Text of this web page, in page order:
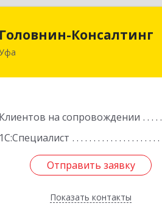
Головнин-Консалтинг
Клиентов на сопровождении
1С:Специалист
Отправить заявку
Показать контакты
Отправить заявку
Назад